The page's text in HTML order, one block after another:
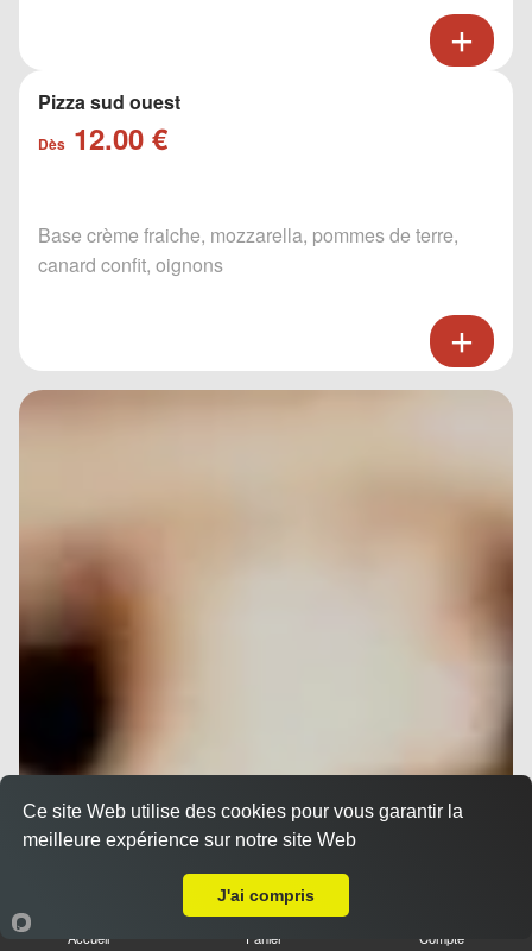
Pizza sud ouest
Dès 12.00 €
Base crème fraiche, mozzarella, pommes de terre,
canard confit, oignons
Accueil Panier Compte
Ce site Web utilise des cookies pour vous garantir la
meilleure expérience sur notre site Web
J'ai compris